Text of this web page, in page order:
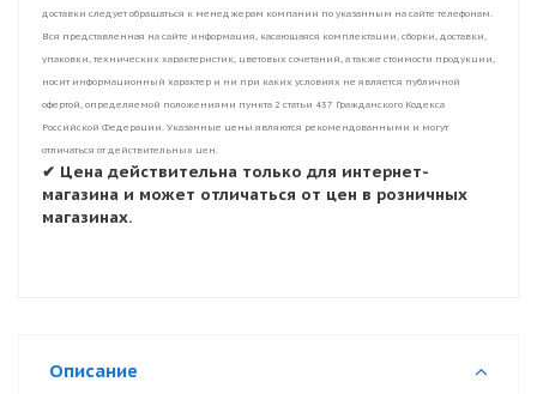
доставки следует обращаться к менеджерам компании по указанным на сайте телефонам.
Вся представленная на сайте информация, касающаяся комплектации, сборки, доставки,
упаковки, технических характеристик, цветовых сочетаний, а также стоимости продукции,
носит информационный характер и ни при каких условиях не является публичной
офертой, определяемой положениями пункта 2 статьи 437 Гражданского Кодекса
Российской Федерации. Указанные цены являются рекомендованными и могут
отличаться от действительных цен.
✔ Цена действительна только для интернет-
магазина и может отличаться от цен в розничных
магазинах.
Описание